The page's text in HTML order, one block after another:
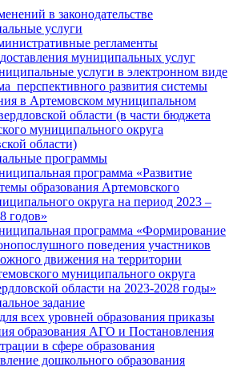
в законодательстве
услуги
регламенты
муниципальных услуг
услуги в электронном виде
перспективного развития системы
в Артемовском муниципальном
области (в части бюджета
муниципального округа
области)
программы
программа «Развитие
образования Артемовского
округа на период 2023 –
годов»
программа «Формирование
поведения участников
движения на территории
муниципального округа
области на 2023-2028 годы»
задание
всех уровней образования приказы
образования АГО и Постановления
в сфере образования
дошкольного образования